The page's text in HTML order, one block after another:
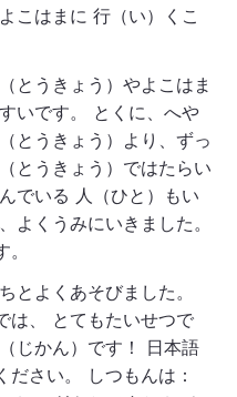
こはまに 行（い）くこ
とうきょう）やよこはま
いです。 とくに、へや
とうきょう）より、ずっ
とうきょう）ではたらい
でいる 人（ひと）もい
よくうみにいきました。
とよくあそびました。
は、 とてもたいせつで
じかん）です！ 日本語
ださい。 しつもんは：